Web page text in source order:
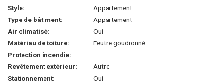
Style:
Appartement
Type de bâtiment:
Appartement
Air climatisé:
Oui
Matériau de toiture:
Feutre goudronné
Protection incendie:
Revêtement extérieur:
Autre
Stationnement:
Oui